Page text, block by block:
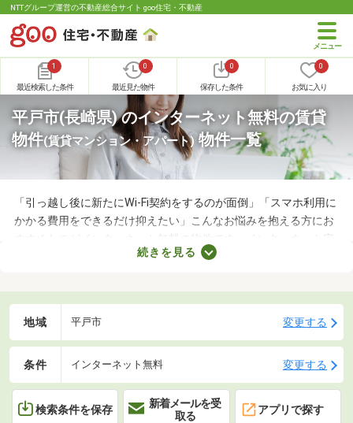
NTTグループ運営の不動産総合サイト goo住宅・不動産
1
最近検索した条件
0
最近見た物件
0
保存した条件
0
お気に入り
平戸市(長崎県) のインターネット無料の賃貸
物件(賃貸マンション・アパート) 物件一覧
「引っ越し後に新たにWi-Fi契約をするのが面倒」「スマホ利用に
かかる費用をできるだけ抑えたい」こんなお悩みを抱える方にお
すすめなのがインターネット無料の物件です。インターネット完
備の物件なら、新たに回線を契約する必要はありません。通信費
チェックしてみてくださいね。
続きを見る
地域 平戸市 変更する
条件 インターネット無料 変更する
検索条件を保存
新着メールを受
取る
アプリで探す